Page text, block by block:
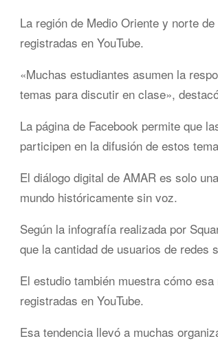
La región de Medio Oriente y norte
registradas en YouTube.
«Muchas estudiantes asumen la
temas para discutir en clase»,
La página de Facebook permite que
participen en la difusión de estos
El diálogo digital de AMAR es solo
mundo históricamente sin voz.
Según la infografía realizada por
que la cantidad de usuarios de redes
El estudio también muestra cómo
registradas en YouTube.
Esa tendencia llevó a muchas